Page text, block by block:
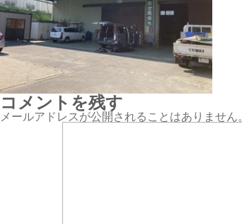
コメントを残す
メールアドレスが公開されることはありません。